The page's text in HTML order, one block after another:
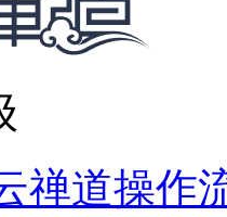
禅道操作